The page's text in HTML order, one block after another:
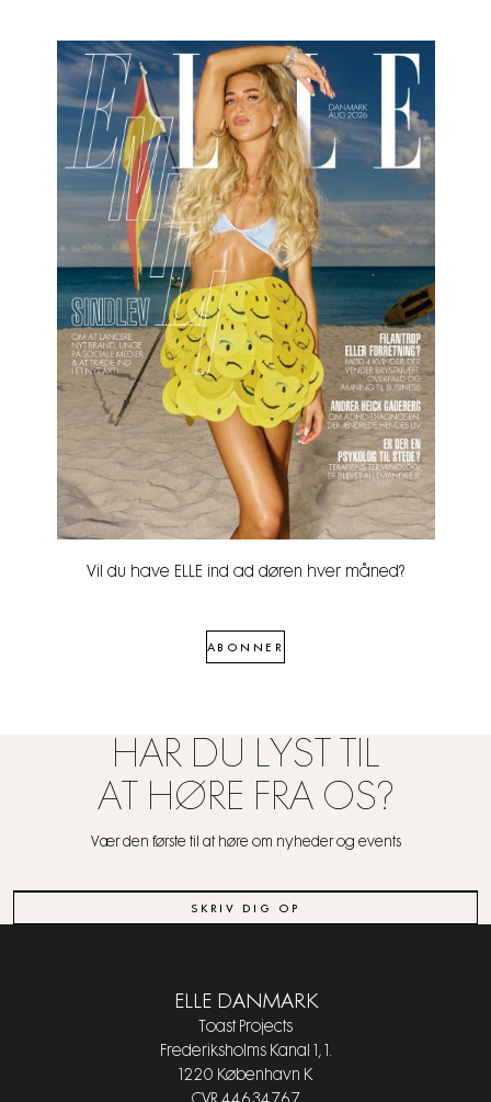
Vil du have ELLE ind ad døren hver måned?
ABONNER
HAR DU LYST TIL
AT HØRE FRA OS?
Vær den første til at høre om nyheder og events
SKRIV DIG OP
ELLE DANMARK
Toast Projects
Frederiksholms Kanal 1, 1.
1220 København K